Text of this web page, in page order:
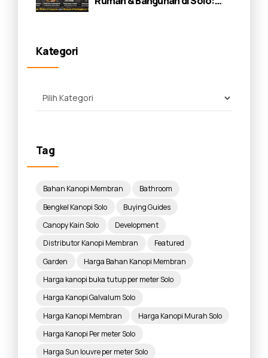
Kategori
Tag
Bahan Kanopi Membran
Bathroom
Bengkel Kanopi Solo
Buying Guides
Canopy Kain Solo
Development
Distributor Kanopi Membran
Featured
Garden
Harga Bahan Kanopi Membran
Harga kanopi buka tutup per meter Solo
Harga Kanopi Galvalum Solo
Harga Kanopi Membran
Harga Kanopi Murah Solo
Harga Kanopi Per meter Solo
Harga Sun louvre per meter Solo